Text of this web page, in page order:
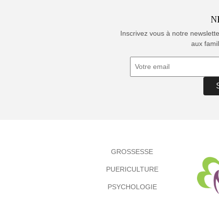
Inscrivez vous à notre
aux
GROSSESSE
PUERICULTURE
PSYCHOLOGIE